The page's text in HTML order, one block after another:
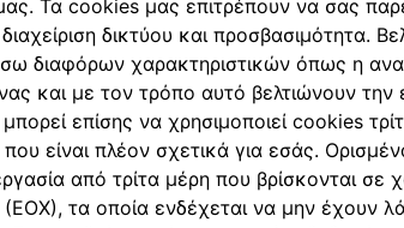
έξοδα εγκατάστασης-τοποθέτησης